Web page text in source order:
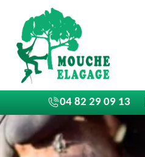
04 82 29 09 13